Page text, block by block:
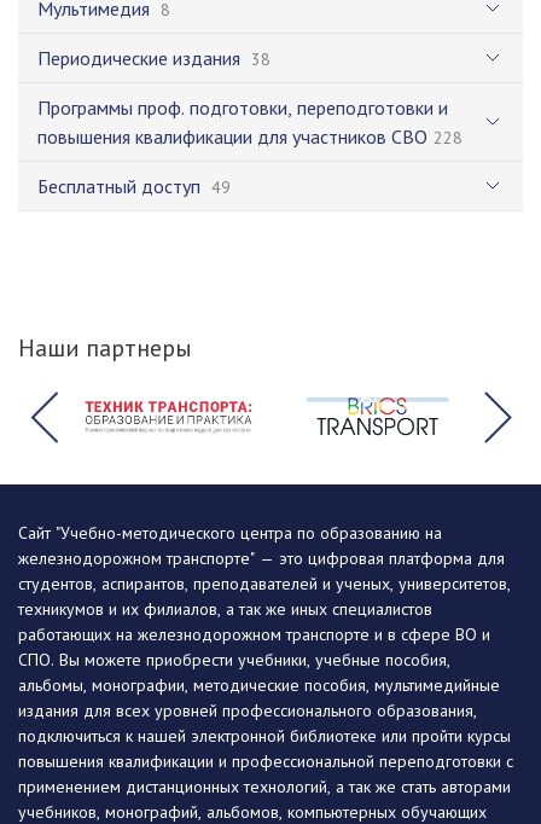
Мультимедия 8
Периодические издания 38
Программы проф. подготовки, переподготовки и
повышения квалификации для участников СВО 228
Бесплатный доступ 49
Наши партнеры
Сайт "Учебно-методического центра по образованию на
железнодорожном транспорте" — это цифровая платформа для
студентов, аспирантов, преподавателей и ученых, университетов,
техникумов и их филиалов, а так же иных специалистов
работающих на железнодорожном транспорте и в сфере ВО и
СПО. Вы можете приобрести учебники, учебные пособия,
альбомы, монографии, методические пособия, мультимедийные
издания для всех уровней профессионального образования,
подключиться к нашей электронной библиотеке или пройти курсы
повышения квалификации и профессиональной переподготовки с
применением дистанционных технологий, а так же стать авторами
учебников, монографий, альбомов, компьютерных обучающих